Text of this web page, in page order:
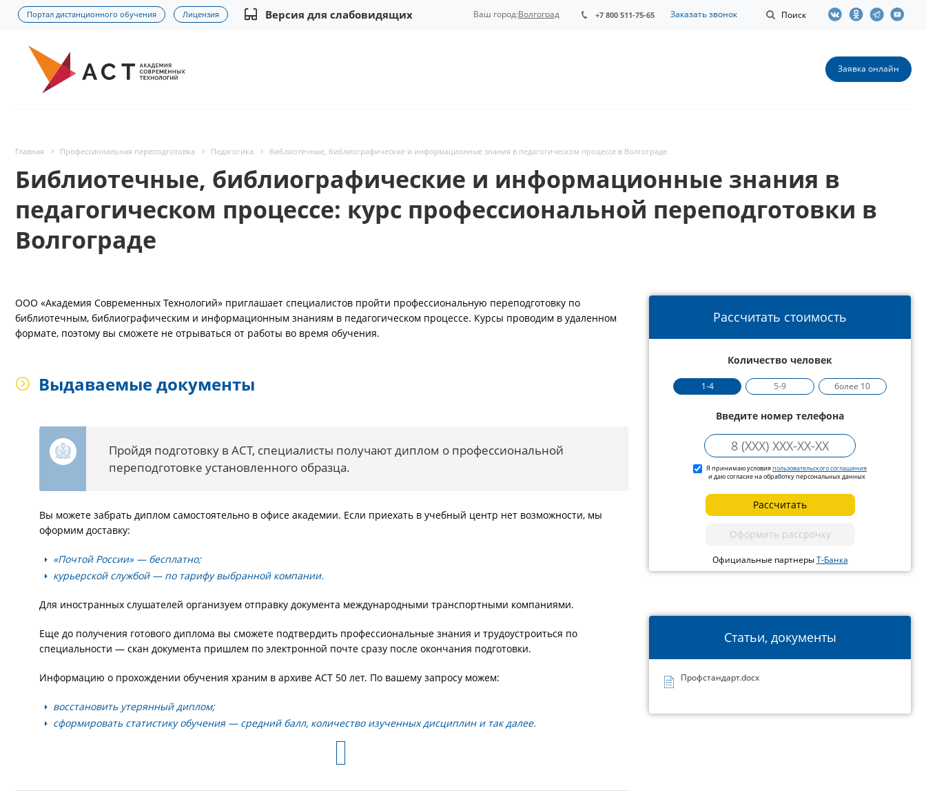
Портал дистанционного обучения Лицензия Версия для слабовидящих Поиск
+7 800 511-75-65 Заказать звонок
Ваш город:Волгоград
Заявка онлайн
Главная Профессиональная переподготовка Педагогика Библиотечные, библиографические и информационные знания в педагогическом процессе в Волгограде
Библиотечные, библиографические и информационные знания в
педагогическом процессе: курс профессиональной переподготовки в
Волгограде
Рассчитать стоимость
Количество человек
1-4 5-9 более 10
Введите номер телефона
Я принимаю условияпользовательского соглашения
и даю согласие на обработку персональных данных
Рассчитать
Оформить рассрочку
Официальные партнерыТ-Банка
Статьи, документы
Профстандарт.docx
ООО «Академия Современных Технологий» приглашает специалистов пройти профессиональную переподготовку по
библиотечным, библиографическим и информационным знаниям в педагогическом процессе. Курсы проводим в удаленном
формате, поэтому вы сможете не отрываться от работы во время обучения.
Выдаваемые документы
Пройдя подготовку в АСТ, специалисты получают диплом о профессиональной
переподготовке установленного образца.
Вы можете забрать диплом самостоятельно в офисе академии. Если приехать в учебный центр нет возможности, мы
оформим доставку:
«Почтой России» — бесплатно;
курьерской службой — по тарифу выбранной компании.
Для иностранных слушателей организуем отправку документа международными транспортными компаниями.
Еще до получения готового диплома вы сможете подтвердить профессиональные знания и трудоустроиться по
специальности — скан документа пришлем по электронной почте сразу после окончания подготовки.
Информацию о прохождении обучения храним в архиве АСТ 50 лет. По вашему запросу можем:
восстановить утерянный диплом;
сформировать статистику обучения — средний балл, количество изученных дисциплин и так далее.